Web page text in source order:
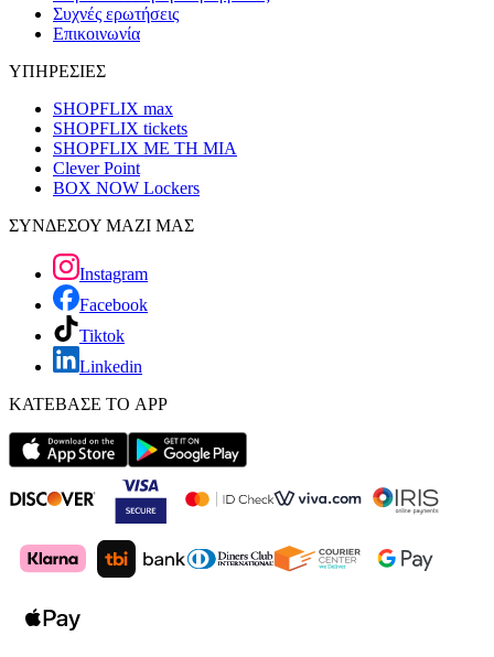
Συχνές ερωτήσεις
Επικοινωνία
ΥΠΗΡΕΣΙΕΣ
SHOPFLIX max
SHOPFLIX tickets
SHOPFLIX ΜΕ ΤΗ ΜΙΑ
Clever Point
BOX NOW Lockers
ΣΥΝΔΕΣΟΥ ΜΑΖΙ ΜΑΣ
Instagram
Facebook
Tiktok
Linkedin
ΚΑΤΕΒΑΣΕ ΤΟ APP